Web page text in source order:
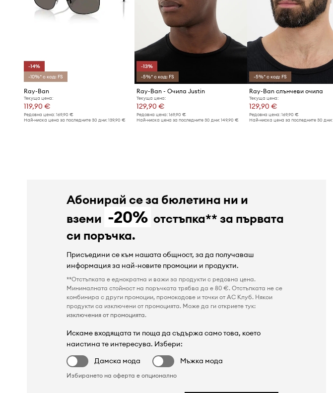
-14%
-10%* с код: FS
Ray-Ban
Текуща цена:
119,90 €
Редовна цена: 169,90 €
Най-ниска цена за последните 30 дни: 139,90 €
-13%
-5%* с код: FS
Ray-Ban - Очила Justin
Текуща цена:
129,90 €
Редовна цена:169,90 €
Най-ниска цена за последните 30 дни:149,90 €
-5%* с код: FS
Ray-Ban слънчеви очила
Текуща цена:
129,90 €
Редовна цена: 169,90 €
Най-ниска цена за последните 30 дни:
Абонирай се за бюлетина ни и
вземи -20% отстъпка** за първата
си поръчка.
Присъедини се към нашата общност, за да получаваш
информация за най-новите промоции и продукти.
**Отстъпката е еднократна и важи за продукти с редовна цена.
Минималната стойност на поръчката трябва да е 80 €. Отстъпката не се
комбинира с други промоции, промокодове и точки от AC Клуб. Някои
продукти са изключени от промоцията. Може да ги откриете тук:
изключения от промоцията.
Искаме входящата ти поща да съдържа само това, което
наистина те интересува. Избери:
Дамска мода
Мъжка мода
Избирането на оферта е опционално